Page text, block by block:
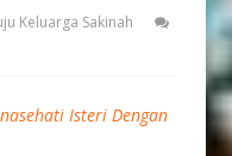
Keluarga Sakinah
Isteri Dengan